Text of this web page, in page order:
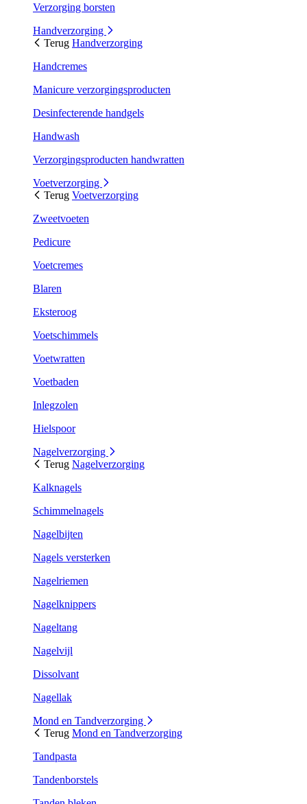
Verzorging borsten
Handverzorging
Terug Handverzorging
Handcremes
Manicure verzorgingsproducten
Desinfecterende handgels
Handwash
Verzorgingsproducten handwratten
Voetverzorging
Terug Voetverzorging
Zweetvoeten
Pedicure
Voetcremes
Blaren
Eksteroog
Voetschimmels
Voetwratten
Voetbaden
Inlegzolen
Hielspoor
Nagelverzorging
Terug Nagelverzorging
Kalknagels
Schimmelnagels
Nagelbijten
Nagels versterken
Nagelriemen
Nagelknippers
Nageltang
Nagelvijl
Dissolvant
Nagellak
Mond en Tandverzorging
Terug Mond en Tandverzorging
Tandpasta
Tandenborstels